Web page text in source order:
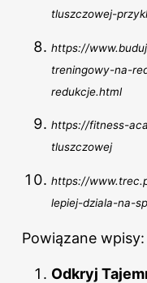
tluszczowej-
https://
treningowy-na-
redukcje.html
https://fitness-
tluszczowej
https://
lepiej-dziala-na-
Powiązane wpisy:
Odkryj